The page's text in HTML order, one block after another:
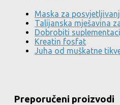
Maska za
Talijanska mješavina
Dobrobiti
Kreatin fosfat
Juha od muškatne
Preporučeni proizvodi